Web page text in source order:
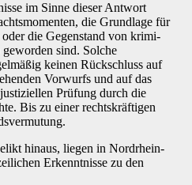
im Sinne dieser Antwort
die Grundlage für
die Gegenstand von krimi­
sind. Solche
keinen Rückschluss auf
Vorwurfs und auf das
Prüfung durch die
Bis zu ei­ner rechtskräftigen
hinaus, liegen in Nordrhein-
Erkenntnisse zu den